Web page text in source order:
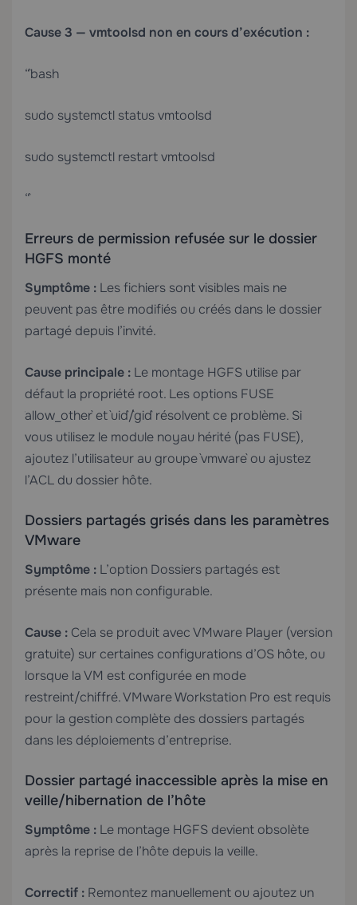
Cause 3 — vmtoolsd non en cours d’exécution :
“`bash
sudo systemctl status vmtoolsd
sudo systemctl restart vmtoolsd
“`
Erreurs de permission refusée sur le dossier
HGFS monté
Symptôme : Les fichiers sont visibles mais ne
peuvent pas être modifiés ou créés dans le dossier
partagé depuis l’invité.
Cause principale : Le montage HGFS utilise par
défaut la propriété root. Les options FUSE
`allow_other` et `uid`/`gid` résolvent ce problème. Si
vous utilisez le module noyau hérité (pas FUSE),
ajoutez l’utilisateur au groupe `vmware` ou ajustez
l’ACL du dossier hôte.
Dossiers partagés grisés dans les paramètres
VMware
Symptôme : L’option Dossiers partagés est
présente mais non configurable.
Cause : Cela se produit avec VMware Player (version
gratuite) sur certaines configurations d’OS hôte, ou
lorsque la VM est configurée en mode
restreint/chiffré. VMware Workstation Pro est requis
pour la gestion complète des dossiers partagés
dans les déploiements d’entreprise.
Dossier partagé inaccessible après la mise en
veille/hibernation de l’hôte
Symptôme : Le montage HGFS devient obsolète
après la reprise de l’hôte depuis la veille.
Correctif : Remontez manuellement ou ajoutez un